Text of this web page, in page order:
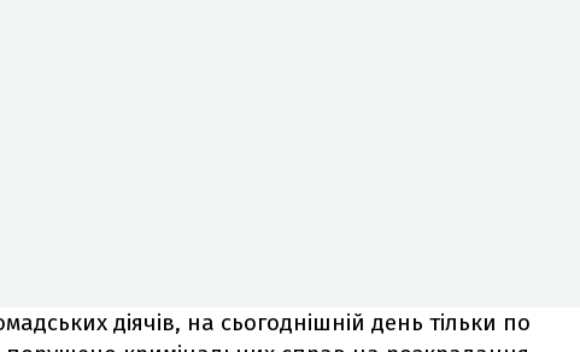
діячів, на сьогоднішній день тільки по